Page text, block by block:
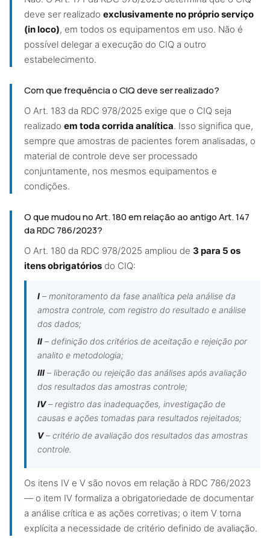
deve ser realizado exclusivamente no próprio serviço
(in loco), em todos os equipamentos em uso. Não é
possível delegar a execução do CIQ a outro
estabelecimento.
Com que frequência o CIQ deve ser realizado?
O Art. 183 da RDC 978/2025 exige que o CIQ seja
realizado em toda corrida analítica. Isso significa que,
sempre que amostras de pacientes forem analisadas, o
material de controle deve ser processado
conjuntamente, nos mesmos equipamentos e
condições.
O que mudou no Art. 180 em relação ao antigo Art. 147
da RDC 786/2023?
O Art. 180 da RDC 978/2025 ampliou de 3 para 5 os
itens obrigatórios do CIQ:
I – monitoramento da fase analítica pela análise da
amostra controle, com registro do resultado e análise
dos dados;
II – definição dos critérios de aceitação e rejeição por
analito e metodologia;
III – liberação ou rejeição das análises após avaliação
dos resultados das amostras controle;
IV– registro das inadequações, investigação de
causas e ações tomadas para resultados rejeitados;
V– critério de avaliação dos resultados das amostras
controle.
Os itens IV e V são novos em relação à RDC 786/2023
— o item IV formaliza a obrigatoriedade de documentar
a análise crítica e as ações corretivas; o item V torna
explícita a necessidade de critério definido de avaliação.